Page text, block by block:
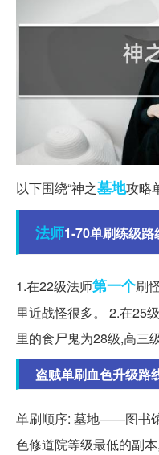
以下围绕“神之墓地攻略
法师1-70单刷练级路
1.在22级法师第一个刷
里近战怪很多。 2.在25
里的食尸鬼为28级,高三
盗贼单刷血色升级路
单刷顺序: 墓地——图书
色修道院等级最低的副